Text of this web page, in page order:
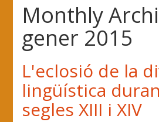
Monthly
gener 2015
L'eclosió de la
lingüística
segles XIII i XIV